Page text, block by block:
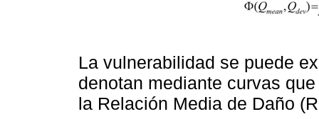
La vulnerabilidad se puede
denotan mediante curvas
la Relación Media de Daño